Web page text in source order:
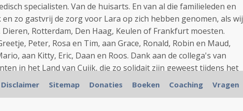
specialisten. Van de huisarts. En van al die familieleden en
en zo gastvrij de zorg voor Lara op zich hebben genomen, als wij
Rotterdam, Den Haag, Keulen of Frankfurt moesten.
Peter, Rosa en Tim, aan Grace, Ronald, Robin en Maud,
aan Kitty, Eric, Daan en Roos. Dank aan de collega's van
in het Land van Cuijk, die zo solidait zijn geweest tijdens het
Johan, Trudy en Ananda voor de steun bij het overlijden en
Disclaimer Sitemap Donaties Boeken Coaching Vragen